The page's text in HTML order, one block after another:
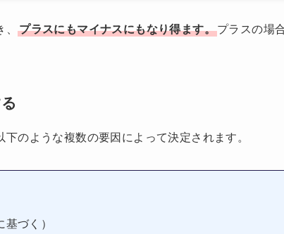
、プラスにもマイナスにもなり得ます。プラスの場
のような複数の要因によって決定されます。
づく）